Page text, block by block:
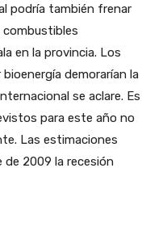
podría también frenar
en la provincia. Los
demorarían la
se aclare. Es
para este año no
Las estimaciones
2009 la recesión